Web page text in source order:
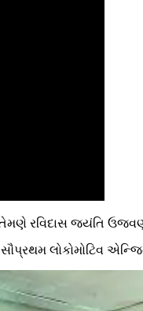
તેમણે રવિદાસ જયંતિ
સૌપ્રથમ લોકોમોટિવ